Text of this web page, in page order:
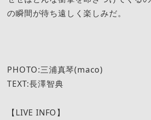
の瞬間が待ち遠しく楽しみだ。
PHOTO:三浦真琴(maco)
TEXT:長澤智典
【LIVE INFO】